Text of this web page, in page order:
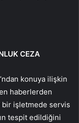
CEZA
konuya ilişkin
haberlerden
bir işletmede servis
tespit edildiğini